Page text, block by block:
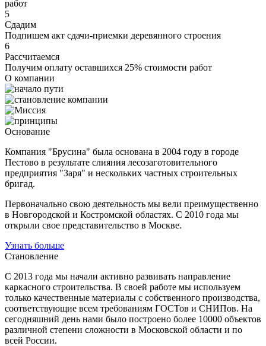
работ
5
Сдадим
Подпишем акт сдачи-приемки деревянного строения
6
Рассчитаемся
Получим оплату оставшихся 25% стоимости работ
О компании
Основание
Компания "Брусина" была основана в 2004 году в городе
Пестово в результате слияния лесозаготовительного
предприятия "Заря" и нескольких частных строительных
бригад.
Первоначально свою деятельность мы вели преимущественно
в Новгородской и Костромской областях. С 2010 года мы
открыли свое представительство в Москве.
Узнать больше
Становление
С 2013 года мы начали активно развивать направление
каркасного строительства. В своей работе мы используем
только качественные материалы с собственного производства,
соответствующие всем требованиям ГОСТов и СНИПов. На
сегодняшний день нами было построено более 10000 объектов
различной степени сложности в Московской области и по
всей России.